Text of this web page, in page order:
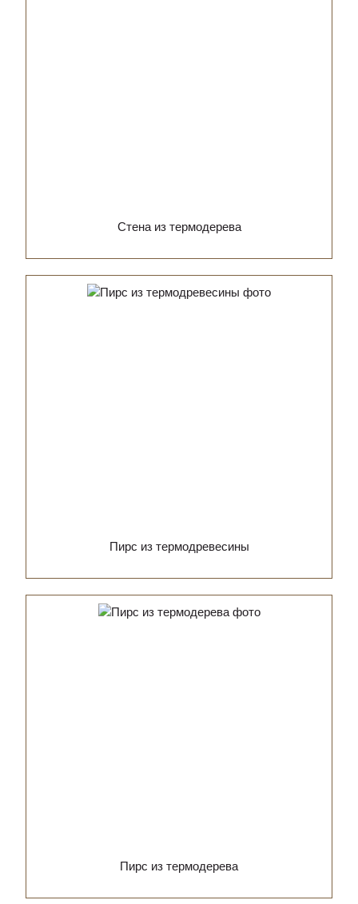
Стена из термодерева
Пирс из термодревесины
Пирс из термодерева